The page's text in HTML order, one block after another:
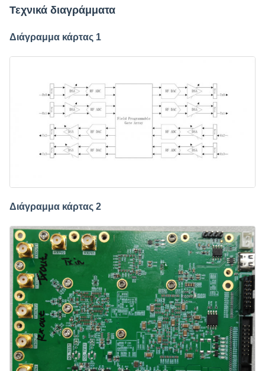
Τεχνικά διαγράμματα
Διάγραμμα κάρτας 1
Διάγραμμα κάρτας 2